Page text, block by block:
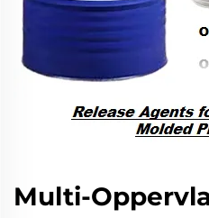
Multi-